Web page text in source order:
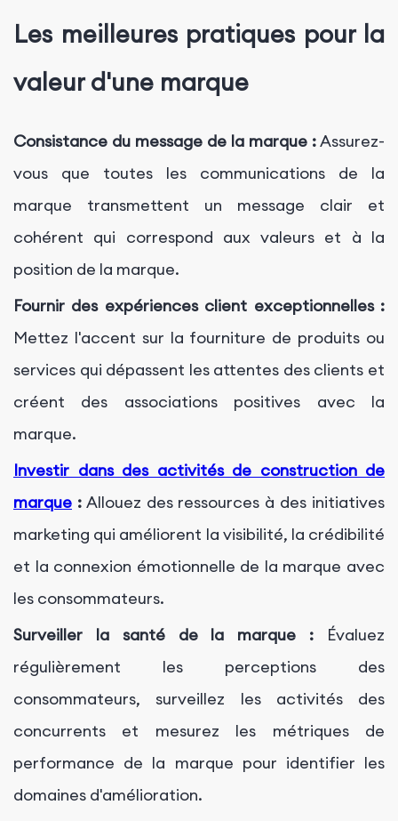
Les meilleures pratiques pour la
valeur d'une marque
Consistance du message de la marque :Assurez-
vous que toutes les communications de la
marque transmettent un message clair et
cohérent qui correspond aux valeurs et à la
position de la marque.
Fournir des expériences client exceptionnelles :
Mettez l'accent sur la fourniture de produits ou
services qui dépassent les attentes des clients et
créent des associations positives avec la
marque.
Investir dans des activités de construction de
marque :Allouez des ressources à des initiatives
marketing qui améliorent la visibilité, la crédibilité
et la connexion émotionnelle de la marque avec
les consommateurs.
Surveiller la santé de la marque : Évaluez
régulièrement les perceptions des
consommateurs, surveillez les activités des
concurrents et mesurez les métriques de
performance de la marque pour identifier les
domaines d'amélioration.